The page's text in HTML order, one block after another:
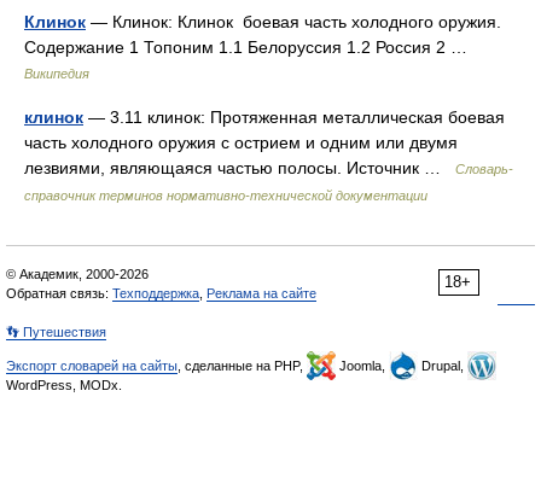
Клинок — Клинок: Клинок боевая часть холодного оружия.
Содержание 1 Топоним 1.1 Белоруссия 1.2 Россия 2 …
Википедия
клинок — 3.11 клинок: Протяженная металлическая боевая
часть холодного оружия с острием и одним или двумя
лезвиями, являющаяся частью полосы. Источник …
Словарь-
справочник терминов нормативно-технической документации
18+
© Академик, 2000-2026
Обратная связь: Техподдержка Реклама на сайте
👣 Путешествия
Экспорт словарей на сайты , сделанные на PHP, Joomla,
Drupal,
WordPress, MODx.